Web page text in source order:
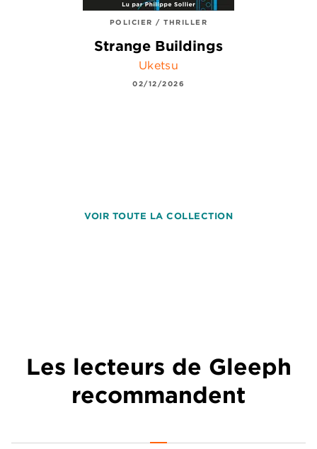
POLICIER / THRILLER
Strange Buildings
Uketsu
02/12/2026
VOIR TOUTE LA COLLECTION
Les lecteurs de Gleeph
recommandent